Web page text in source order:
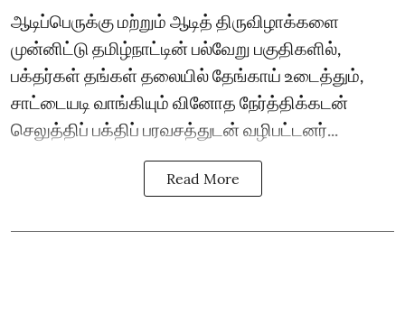
ஆடிப்பெருக்கு மற்றும் ஆடித் திருவிழாக்களை
முன்னிட்டு தமிழ்நாட்டின் பல்வேறு பகுதிகளில்,
பக்தர்கள் தங்கள் தலையில் தேங்காய் உடைத்தும்,
சாட்டையடி வாங்கியும் வினோத நேர்த்திக்கடன்
செலுத்திப் பக்திப் பரவசத்துடன் வழிபட்டனர்...
Read More